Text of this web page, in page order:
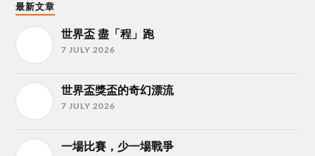
最新文章
世界盃 盡「程」跑
7 JULY 2026
世界盃獎盃的奇幻漂流
7 JULY 2026
一場比賽，少一場戰爭